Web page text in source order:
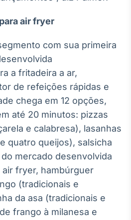
Em breve
BroadFast
Em breve
Gestão de
Investimentos
Em breve
air fryer
com sua primeira
a fritadeira a ar,
de refeições rápidas e
chega em 12 opções,
até 20 minutos: pizzas
e calabresa), lasanhas
quatro queijos), salsicha
mercado desenvolvida
fryer, hambúrguer
(tradicionais e
da asa (tradicionais e
frango à milanesa e